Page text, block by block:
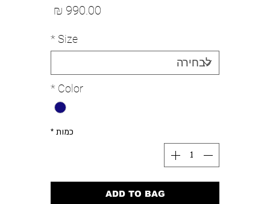
Size
*
Color
*
כמות *
ADD TO BAG